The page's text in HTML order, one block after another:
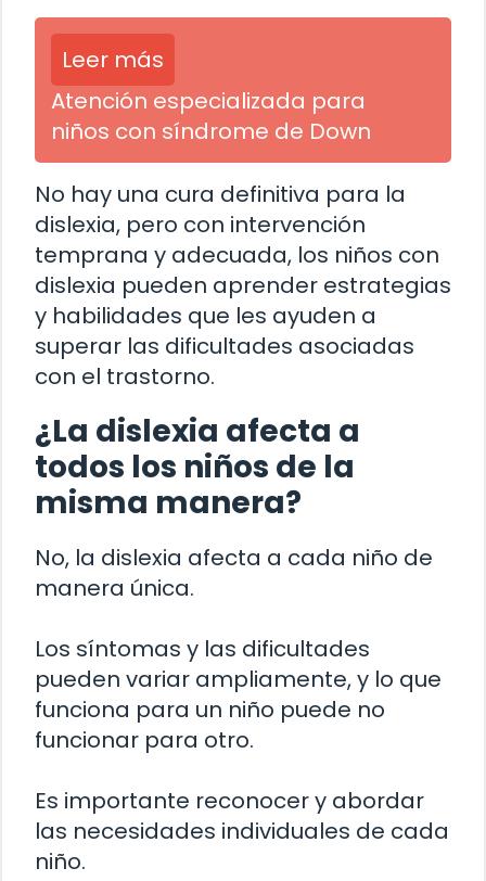
Leer más
Atención especializada para
niños con síndrome de Down
No hay una cura definitiva para la
dislexia, pero con intervención
temprana y adecuada, los niños con
dislexia pueden aprender estrategias
y habilidades que les ayuden a
superar las dificultades asociadas
con el trastorno.
¿La dislexia afecta a
todos los niños de la
misma manera?
No, la dislexia afecta a cada niño de
manera única.
Los síntomas y las dificultades
pueden variar ampliamente, y lo que
funciona para un niño puede no
funcionar para otro.
Es importante reconocer y abordar
las necesidades individuales de cada
niño.